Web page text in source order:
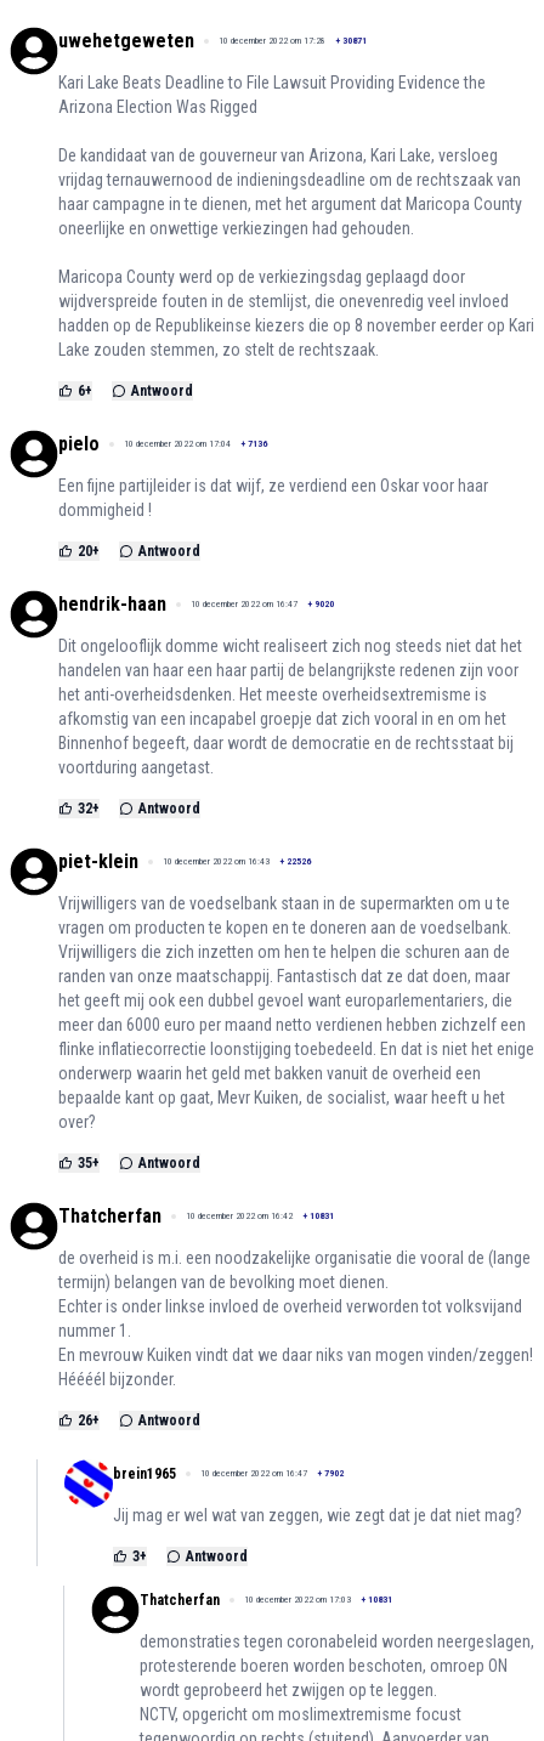
uwehetgeweten 10 december 2022 om 17:28 + 30871
Kari Lake Beats Deadline to File Lawsuit Providing Evidence the
Arizona Election Was Rigged
De kandidaat van de gouverneur van Arizona, Kari Lake, versloeg
vrijdag ternauwernood de indieningsdeadline om de rechtszaak van
haar campagne in te dienen, met het argument dat Maricopa County
oneerlijke en onwettige verkiezingen had gehouden.
Maricopa County werd op de verkiezingsdag geplaagd door
wijdverspreide fouten in de stemlijst, die onevenredig veel invloed
hadden op de Republikeinse kiezers die op 8 november eerder op Kari
Lake zouden stemmen, zo stelt de rechtszaak.
6+ Antwoord
pielo 10 december 2022 om 17:04 + 7136
Een fijne partijleider is dat wijf, ze verdiend een Oskar voor haar
dommigheid !
20+ Antwoord
hendrik-haan 10 december 2022 om 16:47 + 9020
Dit ongelooflijk domme wicht realiseert zich nog steeds niet dat het
handelen van haar een haar partij de belangrijkste redenen zijn voor
het anti-overheidsdenken. Het meeste overheidsextremisme is
afkomstig van een incapabel groepje dat zich vooral in en om het
Binnenhof begeeft, daar wordt de democratie en de rechtsstaat bij
voortduring aangetast.
32+ Antwoord
piet-klein 10 december 2022 om 16:43 + 22526
Vrijwilligers van de voedselbank staan in de supermarkten om u te
vragen om producten te kopen en te doneren aan de voedselbank.
Vrijwilligers die zich inzetten om hen te helpen die schuren aan de
randen van onze maatschappij. Fantastisch dat ze dat doen, maar
het geeft mij ook een dubbel gevoel want europarlementariers, die
meer dan 6000 euro per maand netto verdienen hebben zichzelf een
flinke inflatiecorrectie loonstijging toebedeeld. En dat is niet het enige
onderwerp waarin het geld met bakken vanuit de overheid een
bepaalde kant op gaat, Mevr Kuiken, de socialist, waar heeft u het
over?
35+ Antwoord
Thatcherfan 10 december 2022 om 16:42 + 10831
de overheid is m.i. een noodzakelijke organisatie die vooral de (lange
termijn) belangen van de bevolking moet dienen.
Echter is onder linkse invloed de overheid verworden tot volksvijand
nummer 1.
En mevrouw Kuiken vindt dat we daar niks van mogen vinden/zeggen!
Héééél bijzonder.
26+ Antwoord
brein1965 10 december 2022 om 16:47 + 7902
Jij mag er wel wat van zeggen, wie zegt dat je dat niet mag?
3+ Antwoord
Thatcherfan 10 december 2022 om 17:03 + 10831
demonstraties tegen coronabeleid worden neergeslagen,
protesterende boeren worden beschoten, omroep ON
wordt geprobeerd het zwijgen op te leggen.
NCTV, opgericht om moslimextremisme focust